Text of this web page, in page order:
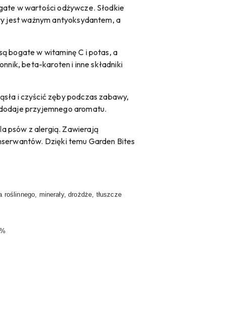
w wartości odżywcze. Słodkie
jest ważnym antyoksydantem, a
bogate w witaminę C i potas, a
beta-karoten i inne składniki
i czyścić zęby podczas zabawy,
przyjemnego aromatu.
psów z alergią. Zawierają
Dzięki temu Garden Bites
minerały, drożdże, tłuszcze